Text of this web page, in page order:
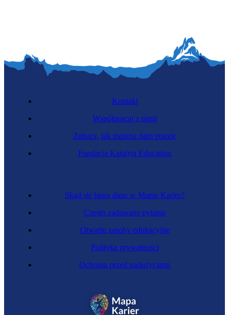
Skąd się biorą dane w Mapie Karier?
Często zadawane pytania
Otwarte zasoby edukacyjne
Polityka prywatności
Ochrona przed nadużyciami
Kontakt
Współpracuj z nami
Zobacz, jak możesz nam pomóc
Fundacja Katalyst Education